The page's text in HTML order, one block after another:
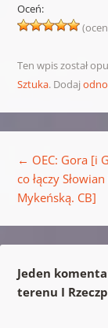
Oceń:
Ten wpis został
Sztuka. Dodaj
← OEC: Gora [i
co łączy
Mykeńską. CB]
Jeden
terenu I